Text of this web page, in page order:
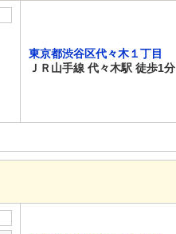
東京都渋谷区代々木１丁目
ＪＲ山手線 代々木駅 徒歩1分